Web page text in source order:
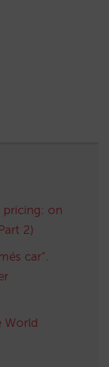
pricing: on
2)
car”.
World